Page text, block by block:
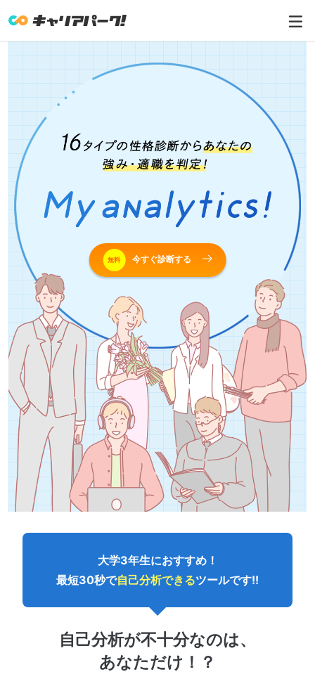
無料 今すぐ診断する
大学3年生におすすめ！
最短30秒で自己分析できるツールです!!
自己分析が不十分なのは、
あなただけ！？